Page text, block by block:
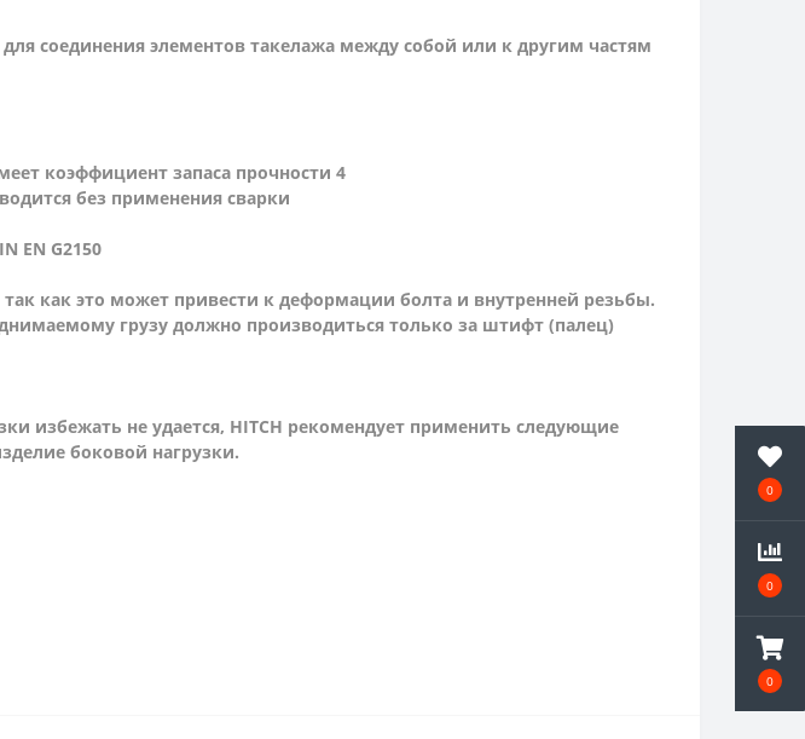
0
0
0
соединения элементов такелажа между собой или к другим частям
коэффициент запаса прочности 4
без применения сварки
EN G2150
как это может привести к деформации болта и внутренней резьбы.
грузу должно производиться только за штифт (палец)
избежать не удается, HITCH рекомендует применить следующие
боковой нагрузки.